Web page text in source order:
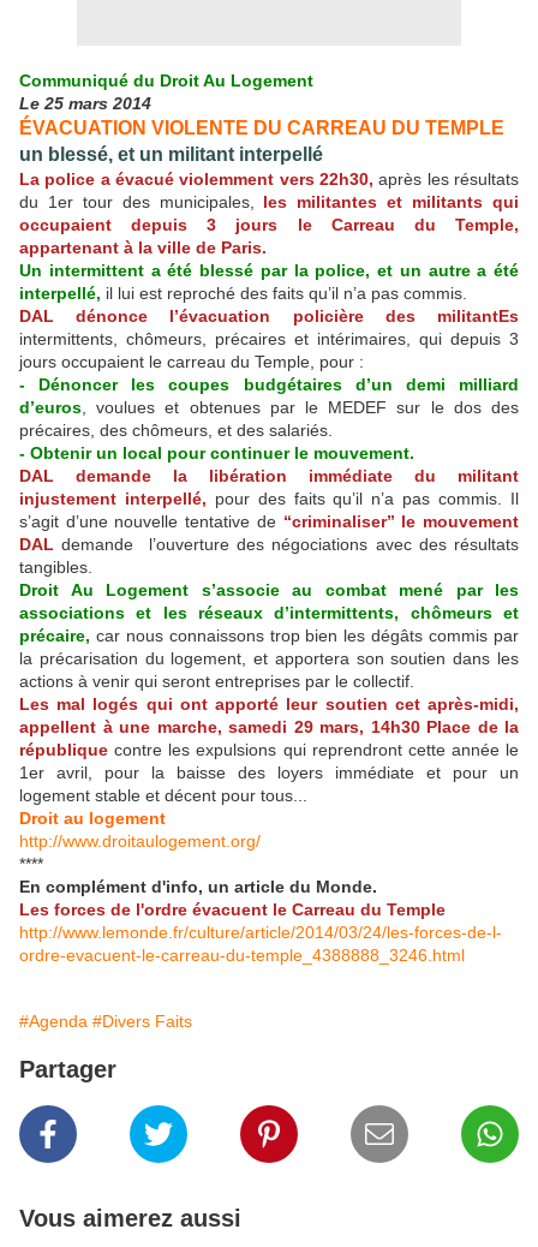
Communiqué du Droit Au Logement
Le 25 mars 2014
ÉVACUATION VIOLENTE DU CARREAU DU TEMPLE
un blessé, et un militant interpellé
La police a évacué violemment vers 22h30, après les résultats
du 1er tour des municipales, les militantes et militants qui
occupaient depuis 3 jours le Carreau du Temple,
appartenant à la ville de Paris.
Un intermittent a été blessé par la police, et un autre a été
interpellé, il lui est reproché des faits qu’il n’a pas commis.
DAL dénonce l’évacuation policière des militantEs
intermittents, chômeurs, précaires et intérimaires, qui depuis 3
jours occupaient le carreau du Temple, pour :
- Dénoncer les coupes budgétaires d’un demi milliard
d’euros , voulues et obtenues par le MEDEF sur le dos des
précaires, des chômeurs, et des salariés.
- Obtenir un local pour continuer le mouvement.
DAL demande la libération immédiate du militant
injustement interpellé, pour des faits qu’il n’a pas commis. Il
s’agit d’une nouvelle tentative de “criminaliser” le mouvement
DAL demande l’ouverture des négociations avec des résultats
tangibles.
Droit Au Logement s’associe au combat mené par les
associations et les réseaux d’intermittents, chômeurs et
précaire, car nous connaissons trop bien les dégâts commis par
la précarisation du logement, et apportera son soutien dans les
actions à venir qui seront entreprises par le collectif.
Les mal logés qui ont apporté leur soutien cet après-midi,
appellent à une marche, samedi 29 mars, 14h30 Place de la
république contre les expulsions qui reprendront cette année le
1er avril, pour la baisse des loyers immédiate et pour un
logement stable et décent pour tous...
Droit au logement
http://www.droitaulogement.org/
****
En complément d'info, un article du Monde.
Les forces de l'ordre évacuent le Carreau du Temple
http://www.lemonde.fr/culture/article/2014/03/24/les-forces-de-l-
ordre-evacuent-le-carreau-du-temple_4388888_3246.html
#Agenda #Divers Faits
Partager
Vous aimerez aussi